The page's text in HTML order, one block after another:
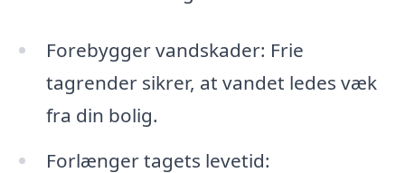
Forebygger vandskader: Frie
tagrender sikrer, at vandet ledes væk
fra din bolig.
Forlænger tagets levetid: